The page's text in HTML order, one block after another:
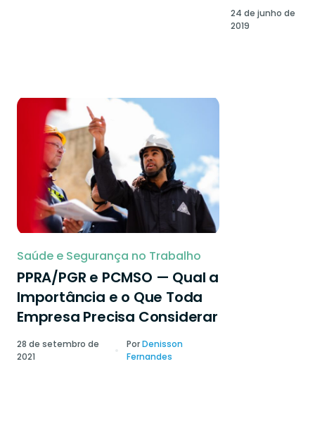
24 de junho de
2019
Saúde e Segurança no Trabalho
PPRA/PGR e PCMSO — Qual a
Importância e o Que Toda
Empresa Precisa Considerar
28 de setembro de
2021
PorDenisson
Fernandes